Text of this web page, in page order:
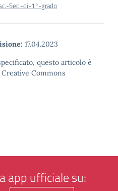
Sec.-di-1°-grado
17.04.2023
questo articolo è
Commons
app ufficiale su: